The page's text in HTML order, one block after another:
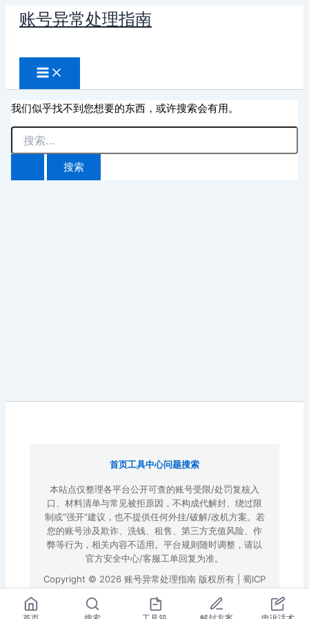
账号异常处理指南
索
我们似乎找不到您想要的东西，或许搜索会有用。
搜
索：
首页工具中心问题搜索
本站点仅整理各平台公开可查的账号受限/处罚复核入
口、材料清单与常见被拒原因，不构成代解封、绕过限
制或“强开”建议，也不提供任何外挂/破解/改机方案。若
您的账号涉及欺诈、洗钱、租售、第三方充值风险、作
弊等行为，相关内容不适用。平台规则随时调整，请以
官方安全中心/客服工单回复为准。
Copyright © 2026 账号异常处理指南 版权所有 | 蜀ICP